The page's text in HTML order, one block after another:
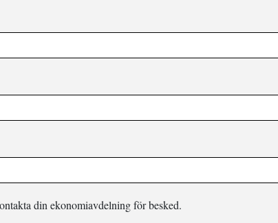
din ekonomiavdelning för besked.